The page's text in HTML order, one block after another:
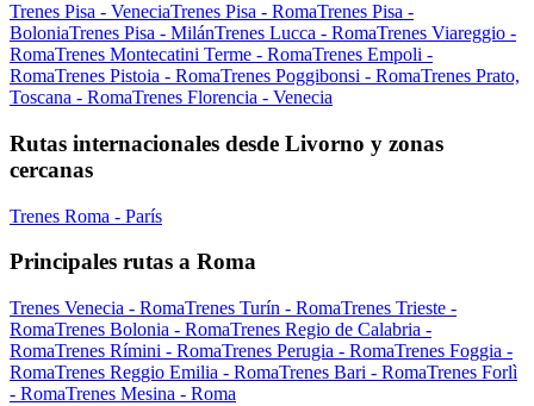
Trenes Pisa - VeneciaTrenes Pisa - RomaTrenes Pisa -
BoloniaTrenes Pisa - MilánTrenes Lucca - RomaTrenes Viareggio -
RomaTrenes Montecatini Terme - RomaTrenes Empoli -
RomaTrenes Pistoia - RomaTrenes Poggibonsi - RomaTrenes Prato,
Toscana - RomaTrenes Florencia - Venecia
Rutas internacionales desde Livorno y zonas
cercanas
Trenes Roma - París
Principales rutas a Roma
Trenes Venecia - RomaTrenes Turín - RomaTrenes Trieste -
RomaTrenes Bolonia - RomaTrenes Regio de Calabria -
RomaTrenes Rímini - RomaTrenes Perugia - RomaTrenes Foggia -
RomaTrenes Reggio Emilia - RomaTrenes Bari - RomaTrenes Forlì
- RomaTrenes Mesina - Roma